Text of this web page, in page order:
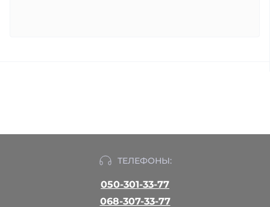
ТЕЛЕФОНЫ:
050-301-33-77
068-307-33-77